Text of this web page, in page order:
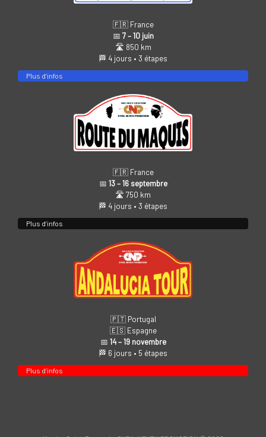
🇫🇷 France
📅 7 – 10 juin
🛣️ 850 km
🏁 4 jours • 3 étapes
Plus d’infos
🇫🇷 France
📅 13 – 16 septembre
🛣️ 750 km
🏁 4 jours • 3 étapes
Plus d’infos
🇵🇹 Portugal
🇪🇸 Espagne
📅 14 – 19 novembre
🏁 6 jours • 5 étapes
Plus d’infos